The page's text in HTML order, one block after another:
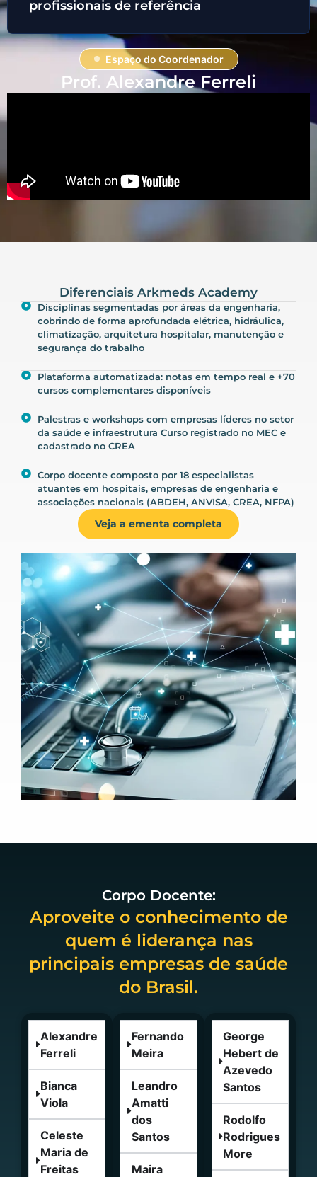
profissionais de referência
Espaço do Coordenador
Prof. Alexandre Ferreli
Diferenciais Arkmeds Academy
Disciplinas segmentadas por áreas da engenharia,
cobrindo de forma aprofundada elétrica, hidráulica,
climatização, arquitetura hospitalar, manutenção e
segurança do trabalho
Plataforma automatizada: notas em tempo real e +70
cursos complementares disponíveis
Palestras e workshops com empresas líderes no setor
da saúde e infraestrutura Curso registrado no MEC e
cadastrado no CREA
Corpo docente composto por 18 especialistas
atuantes em hospitais, empresas de engenharia e
associações nacionais (ABDEH, ANVISA, CREA, NFPA)
Veja a ementa completa
Corpo Docente:
Aproveite o conhecimento de
quem é liderança nas
principais empresas de saúde
do Brasil.
Alexandre
Ferreli
Bianca
Viola
Celeste
Maria de
Freitas
Fernando
Meira
Leandro
Amatti
dos
Santos
Maira
George
Hebert de
Azevedo
Santos
Rodolfo
Rodrigues
More